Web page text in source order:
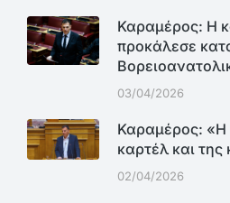
Καραμέρος: Η
προκάλεσε
03/04/2026
Καραμέρος:
καρτέλ και
02/04/2026